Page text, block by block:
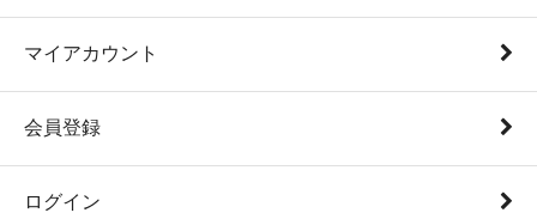
マイアカウント
会員登録
ログイン